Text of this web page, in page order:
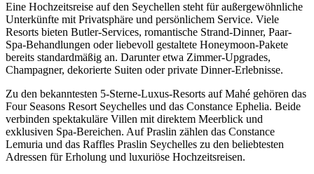
Eine Hochzeitsreise auf den Seychellen steht für außergewöhnliche
Unterkünfte mit Privatsphäre und persönlichem Service. Viele
Resorts bieten Butler-Services, romantische Strand-Dinner, Paar-
Spa-Behandlungen oder liebevoll gestaltete Honeymoon-Pakete
bereits standardmäßig an. Darunter etwa Zimmer-Upgrades,
Champagner, dekorierte Suiten oder private Dinner-Erlebnisse.
Zu den bekanntesten 5-Sterne-Luxus-Resorts auf Mahé gehören das
Four Seasons Resort Seychelles und das Constance Ephelia. Beide
verbinden spektakuläre Villen mit direktem Meerblick und
exklusiven Spa-Bereichen. Auf Praslin zählen das Constance
Lemuria und das Raffles Praslin Seychelles zu den beliebtesten
Adressen für Erholung und luxuriöse Hochzeitsreisen.